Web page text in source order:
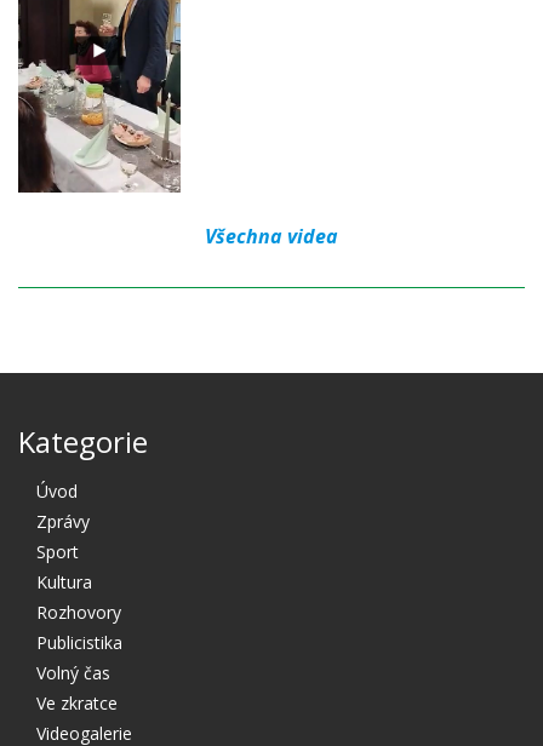
Všechna videa
Kategorie
Úvod
Zprávy
Sport
Kultura
Rozhovory
Publicistika
Volný čas
Ve zkratce
Videogalerie